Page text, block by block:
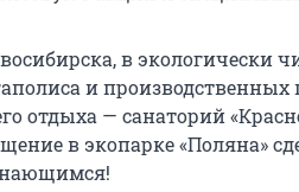
в экологически
и
отдыха — санаторий
в экопарке «Поляна»